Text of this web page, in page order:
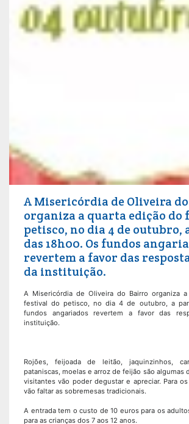
A Misericórdia de Oliveira
organiza a quarta edição do
petisco, no dia 4 de outubro,
das 18h00. Os fundos
revertem a favor das
da instituição.
A Misericórdia de Oliveira do Bairro organiza
festival do petisco, no dia 4 de outubro, a
fundos angariados revertem a favor das
instituição.
Rojões, feijoada de leitão, jaquinzinhos,
pataniscas, moelas e arroz de feijão são algumas
visitantes vão poder degustar e apreciar. Para
vão faltar as sobremesas tradicionais.
A entrada tem o custo de 10 euros para os
para as crianças dos 7 aos 12 anos.